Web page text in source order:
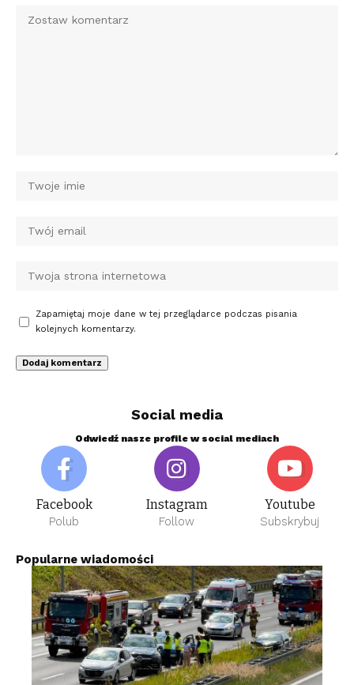
Zapamiętaj moje dane w tej przeglądarce podczas pisania
kolejnych komentarzy.
Social media
Odwiedź nasze profile w social mediach
Facebook
Polub
Instagram
Follow
Youtube
Subskrybuj
Popularne wiadomości